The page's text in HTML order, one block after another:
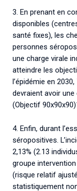
3. En prenant en
disponibles
santé fixes), les
personnes
une charge virale
atteindre les
l’épidémie en
devraient avoir une
(Objectif
4. Enfin, durant
séropositives.
2,13% (2.13
groupe
(risque relatif
statistiquement